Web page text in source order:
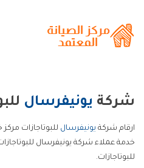
شركة يونيفرسال
ارقام شركة يونيفرسال للبوتاجازات
خدمة عملاء شركة يونيفرسال
للبوتاجازات.